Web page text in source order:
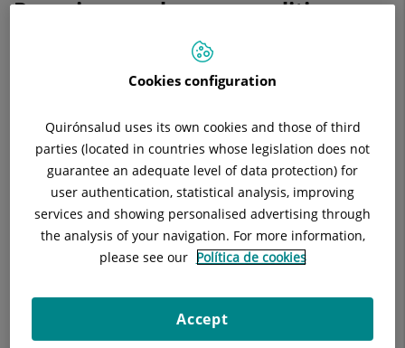
Reacciones adversas a aditivos
Los aditivos son sustancias añadidas a los alimentos o
medicamentos para mejorar la conservación, el gusto o el
aspecto. Están autorizados y regulados por ley, aunque la
con las normas europeas su presencia tiene que figurar en la
envoltura del producto, identificados con la letra E seguida de
un número.
A partir de los años setenta se han publicado estudios sobre
los posibles efectos tóxicos de determinados aditivos, siendo
prohibidos algunos de ellos. En general, los aditivos
sensibles puedan provocar reacciones de intolerancia.
Clasificación de los aditivos
Cookies configuration
Quirónsalud uses its own cookies and those of third
parties (located in countries whose legislation does not
guarantee an adequate level of data protection) for
user authentication, statistical analysis, improving
services and showing personalised advertising through
the analysis of your navigation. For more information,
please see our Política de cookies
Accept